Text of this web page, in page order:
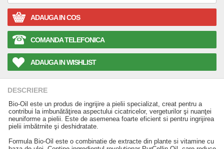
ADAUGA IN COS
COMANDA TELEFONICA
ADAUGA IN WISHLIST
DESCRIERE
Bio‑Oil este un produs de ingrijire a pielii specializat, creat pentru a
contribui la imbunătăţirea aspectului cicatricelor, vergeturilor şi nuanţei
neuniforme a pielii. Este de asemenea foarte eficient si pentru ingrijirea
pielii imbătrnite şi deshidratate.
Formula Bio‑Oil este o combinatie de extracte din plante si vitamine cu